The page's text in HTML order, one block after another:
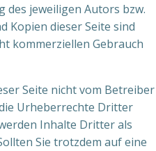
des jeweiligen Autors bzw.
Kopien dieser Seite sind
kommerziellen Gebrauch
Seite nicht vom Betreiber
Urheberrechte Dritter
Inhalte Dritter als
Sie trotzdem auf eine